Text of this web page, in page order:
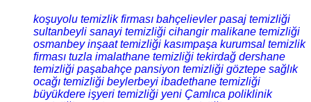
koşuyolu temizlik firması bahçelievler pasaj temizliği
sultanbeyli sanayi temizliği cihangir malikane temizliği
osmanbey inşaat temizliği kasımpaşa kurumsal temizlik
firması tuzla imalathane temizliği tekirdağ dershane
temizliği paşabahçe pansiyon temizliği göztepe sağlık
ocağı temizliği beylerbeyi ibadethane temizliği
büyükdere işyeri temizliği yeni Çamlıca poliklinik